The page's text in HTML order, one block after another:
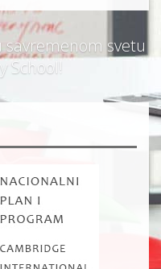
svetu
School!